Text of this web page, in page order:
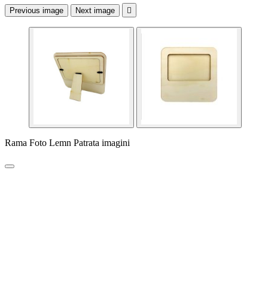
Previous image Next image 
Rama Foto Lemn Patrata imagini